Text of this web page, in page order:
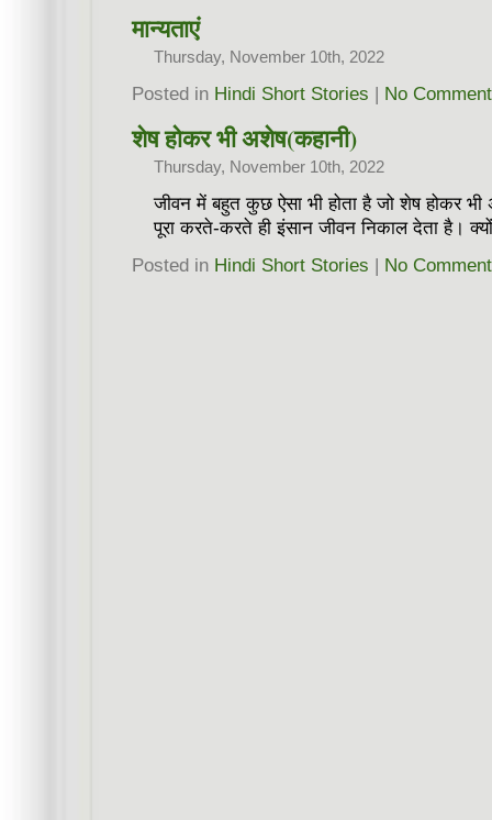
मान्यताएं
Thursday, November 10th, 2022
Posted in Hindi Short Stories | No
शेष होकर भी अशेष(कहानी)
Thursday, November 10th, 2022
जीवन में बहुत कुछ ऐसा भी होता है जो शेष होकर
पूरा करते-करते ही इंसान जीवन निकाल देता है।
Posted in Hindi Short Stories | No